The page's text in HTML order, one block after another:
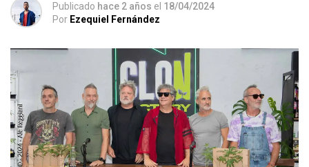
Publicado hace 2 años el 18/04/2024
Por Ezequiel Fernández